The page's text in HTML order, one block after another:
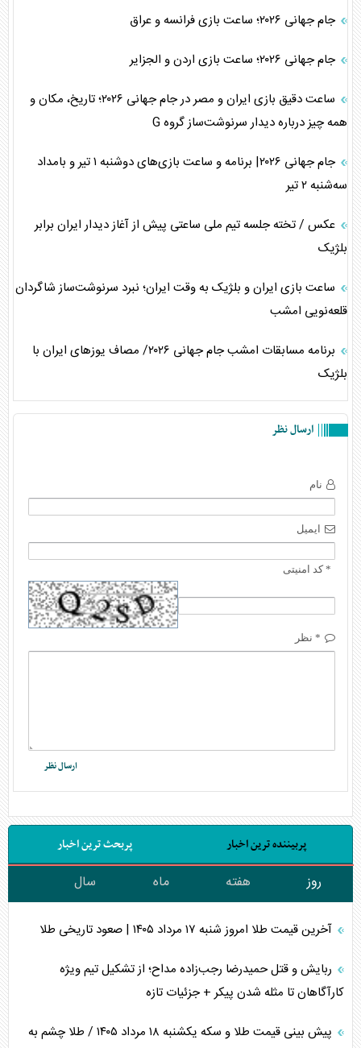
جام جهانی ۲۰۲۶؛ ساعت بازی فرانسه و عراق
جام جهانی ۲۰۲۶؛ ساعت بازی اردن و الجزایر
ساعت دقیق بازی ایران و مصر در جام جهانی ۲۰۲۶؛ تاریخ، مکان و
همه چیز درباره دیدار سرنوشت‌ساز گروه G
جام جهانی ۲۰۲۶| برنامه و ساعت بازی‌های دوشنبه ۱ تیر و بامداد
سه‌شنبه ۲ تیر
عکس / تخته جلسه تیم ملی ساعتی پیش از آغاز دیدار ایران برابر
بلژیک
ساعت بازی ایران و بلژیک به وقت ایران؛ نبرد سرنوشت‌ساز شاگردان
قلعه‌نویی امشب
برنامه مسابقات امشب جام جهانی ۲۰۲۶/ مصاف یوز‌های ایران با
بلژیک
ارسال نظر
نام
ایمیل
* کد امنیتی
* نظر
پربیننده ترین اخبار پربحث ترین اخبار
روز هفته ماه سال
آخرین قیمت طلا امروز شنبه ۱۷ مرداد ۱۴۰۵ | صعود تاریخی طلا
ربایش و قتل حمیدرضا رجب‌زاده مداح؛ از تشکیل تیم ویژه
کارآگاهان تا مثله شدن پیکر + جزئیات تازه
پیش بینی قیمت طلا و سکه یکشنبه ۱۸ مرداد ۱۴۰۵ / طلا چشم به